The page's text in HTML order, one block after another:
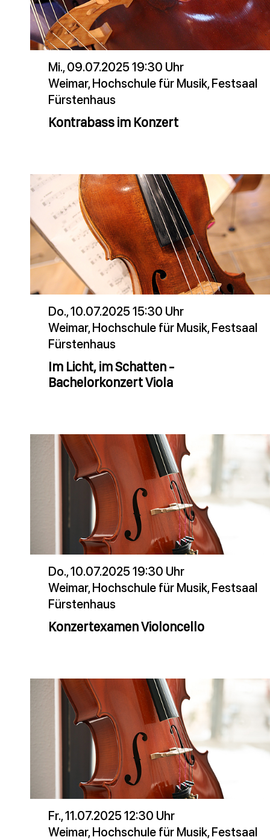
Mi., 09.07.2025 19:30 Uhr
Weimar, Hochschule für Musik, Festsaal
Fürstenhaus
Kontrabass im Konzert
Do., 10.07.2025 15:30 Uhr
Weimar, Hochschule für Musik, Festsaal
Fürstenhaus
Im Licht, im Schatten -
Bachelorkonzert Viola
Do., 10.07.2025 19:30 Uhr
Weimar, Hochschule für Musik, Festsaal
Fürstenhaus
Konzertexamen Violoncello
Fr., 11.07.2025 12:30 Uhr
Weimar, Hochschule für Musik, Festsaal